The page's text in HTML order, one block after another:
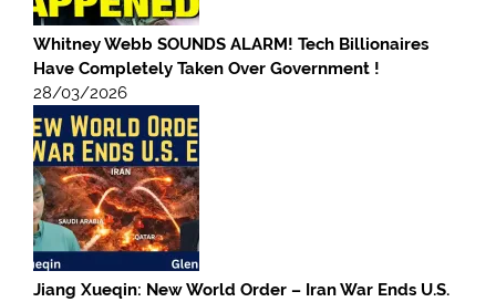
Whitney Webb SOUNDS ALARM! Tech Billionaires
Have Completely Taken Over Government !
28/03/2026
Jiang Xueqin: New World Order – Iran War Ends U.S.